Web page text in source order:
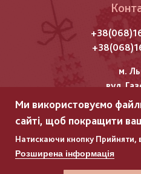
м.
вул.
Всі права
Ми використовуємо
сайті, щоб покращити
Натискаючи кнопку Прийняти,
Розширена інформація